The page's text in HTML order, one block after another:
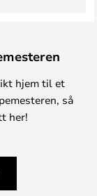
hjem til et
så
her!